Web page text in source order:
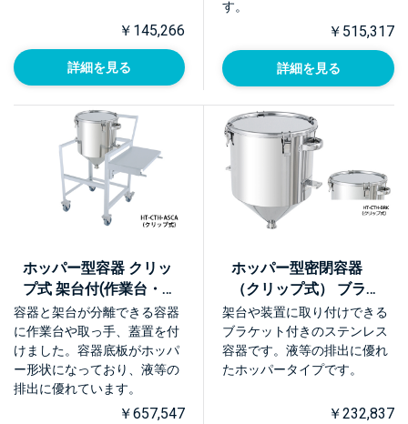
￥145,266
詳細を見る
す。
￥515,317
詳細を見る
ホッパー型容器 クリッ
プ式 架台付(作業台・
取っ手・蓋置付)【HT-
CTH-ASCA】
容器と架台が分離できる容器
に作業台や取っ手、蓋置を付
けました。容器底板がホッパ
ー形状になっており、液等の
排出に優れています。
￥657,547
ホッパー型密閉容器
（クリップ式） ブラケ
ット付【HT-CTH-
BRK】
架台や装置に取り付けできる
ブラケット付きのステンレス
容器です。液等の排出に優れ
たホッパータイプです。
￥232,837